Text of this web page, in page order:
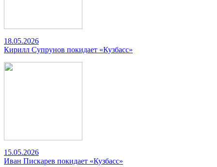
18.05.2026
Кирилл Супрунов покидает «Кузбасс»
15.05.2026
Иван Пискарев покидает «Кузбасс»